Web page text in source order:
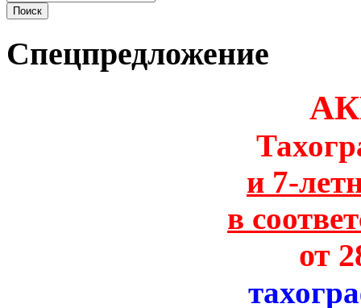
Спецпредложение
и 7-
в
от